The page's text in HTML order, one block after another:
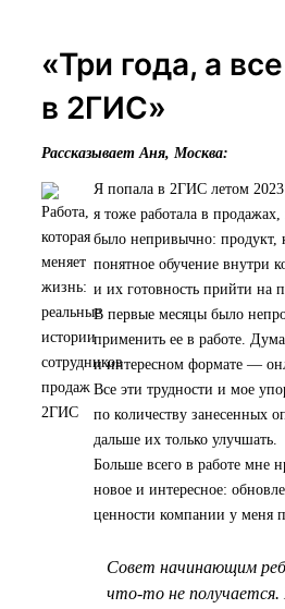
«Три года, а
в 2ГИС»
Рассказывает Аня, Москва:
Я попала в 2ГИС летом
я тоже работала в
было непривычно: продукт,
понятное обучение внутри
и их готовность прийти на
В первые месяцы было
применить ее в работе.
и интересном формате —
Все эти трудности и мое
по количеству занесенных
дальше их только улучшать.
Больше всего в работе мне
новое и интересное:
ценности компании у меня
Совет начинающим
что-то не